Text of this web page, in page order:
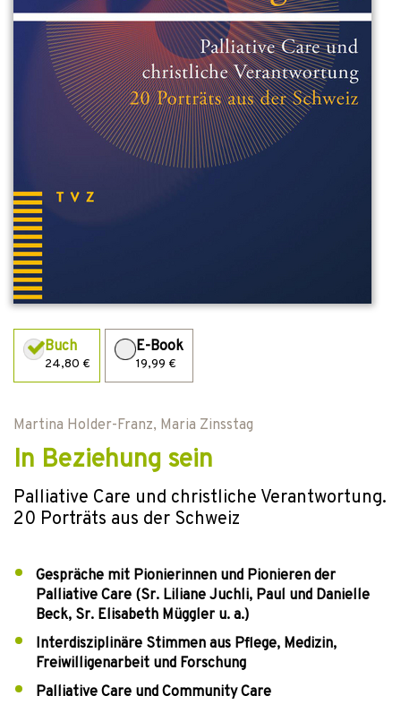
Buch
24,80 €
E-Book
19,99 €
Martina Holder-Franz, Maria Zinsstag
In Beziehung sein
Palliative Care und christliche Verantwortung.
20 Porträts aus der Schweiz
Gespräche mit Pionierinnen und Pionieren der
Palliative Care (Sr. Liliane Juchli, Paul und Danielle
Beck, Sr. Elisabeth Müggler u. a.)
Interdisziplinäre Stimmen aus Pflege, Medizin,
Freiwilligenarbeit und Forschung
Palliative Care und Community Care